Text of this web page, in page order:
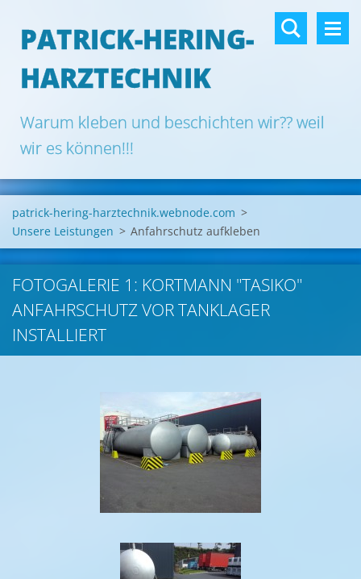
PATRICK-HERING-
HARZTECHNIK
Warum kleben und beschichten wir?? weil
wir es können!!!
patrick-hering-harztechnik.webnode.com >
Unsere Leistungen > Anfahrschutz aufkleben
FOTOGALERIE 1: KORTMANN "TASIKO"
ANFAHRSCHUTZ VOR TANKLAGER
INSTALLIERT